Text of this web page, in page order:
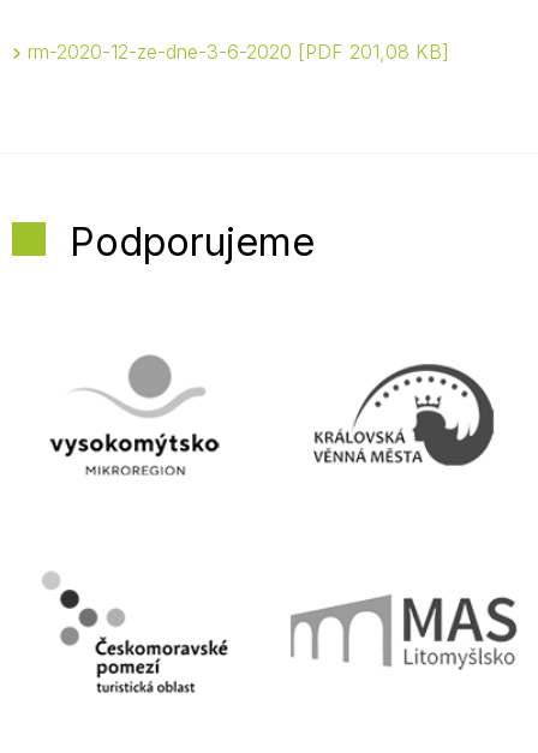
rm-2020-12-ze-dne-3-6-2020 PDF 201,08 KB
Podporujeme